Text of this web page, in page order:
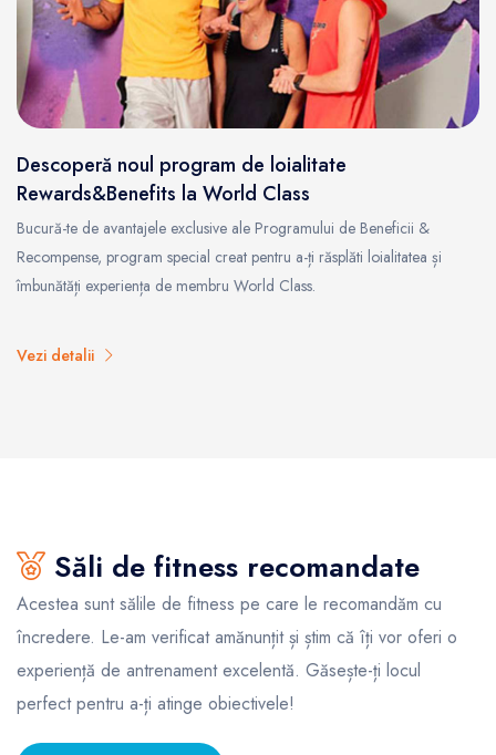
Descoperă noul program de loialitate
Rewards&Benefits la World Class
Bucură-te de avantajele exclusive ale Programului de Beneficii &
Recompense, program special creat pentru a-ți răsplăti loialitatea și
îmbunătăți experiența de membru World Class.
Vezi detalii
Săli de fitness recomandate
Acestea sunt sălile de fitness pe care le recomandăm cu
încredere. Le-am verificat amănunțit și știm că îți vor oferi o
experiență de antrenament excelentă. Găsește-ți locul
perfect pentru a-ți atinge obiectivele!